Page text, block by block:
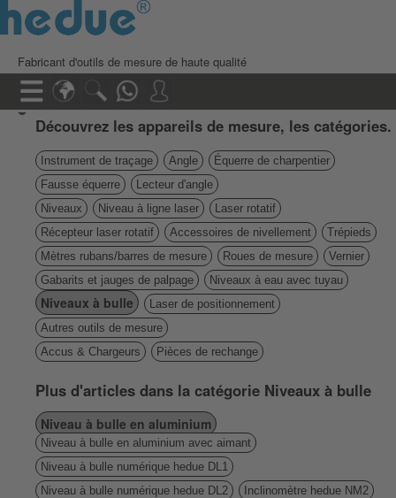
Fabricant d'outils de mesure de haute qualité
Découvrez les appareils de mesure, les catégories.
Instrument de traçage Angle
Équerre de charpentier
Fausse équerre
Lecteur d'angle
Niveaux
Niveau à ligne laser
Laser rotatif
Récepteur laser rotatif
Accessoires de nivellement
Trépieds
Mètres rubans/barres de mesure
Roues de mesure
Vernier
Gabarits et jauges de palpage
Niveaux à eau avec tuyau
Niveaux à bulle
Laser de positionnement
Autres outils de mesure
Accus & Chargeurs
Pièces de rechange
Plus d'articles dans la catégorie Niveaux à bulle
Niveau à bulle en aluminium
Niveau à bulle en aluminium avec aimant
Niveau à bulle numérique hedue DL1
Niveau à bulle numérique hedue DL2
Inclinomètre hedue NM2